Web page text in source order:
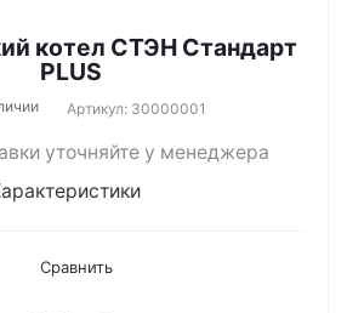
котел СТЭН Стандарт
PLUS
Артикул: 30000001
уточняйте у менеджера
Сравнить